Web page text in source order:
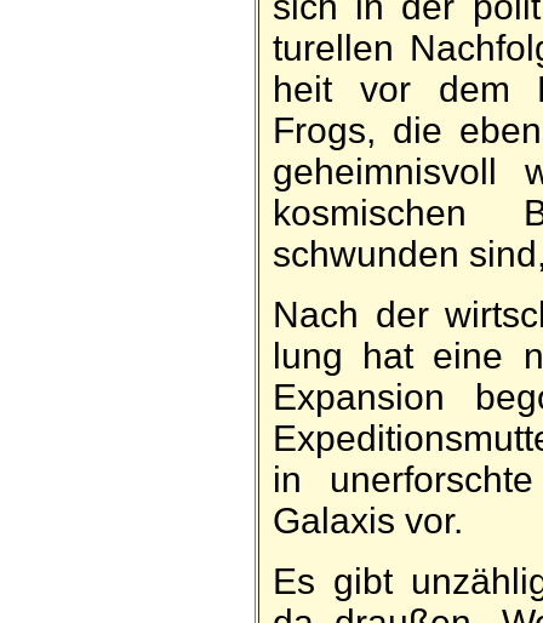
turellen
heit vor dem
Frogs, die
ge­heim­nisvoll
kos­mischen
schwunden
Nach der
lung hat eine
Ex­pan­sion
in
Ga­laxis vor.
Es gibt